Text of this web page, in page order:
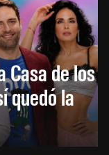
Casa de los
quedó la